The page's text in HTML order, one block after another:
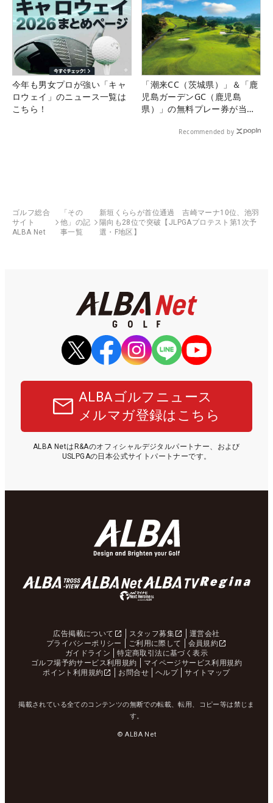
今年も男女プロが強い「キャ
ロウェイ」のニュース一覧は
こちら！
「潮来CC（茨城県）」＆「鹿
児島ガーデンGC（鹿児島
県）」の無料プレー券が当た
Recommended by
ゴルフ総合
サイト
ALBA Net
「その
他」の記
事一覧
新垣くららが首位通過 吉崎マーナ10位、池羽
陽向も28位で突破【JLPGAプロテスト第1次予
選・F地区】
ALBAゴルフニュース
メルマガ登録はこちら
ALBA NetはR&Aのオフィシャルデジタルパートナー、および
USLPGAの日本公式サイトパートナーです。
広告掲載について スタッフ募集
運営会社
プライバシーポリシー
ご利用に際して
会員規約
ガイドライン
特定商取引法に基づく表示
ゴルフ場予約サービス利用規約
マイページサービス利用規約
ポイント利用規約
お問合せ ヘルプ サイトマップ
掲載されている全てのコンテンツの無断での転載、転用、コピー等は禁じま
す。
© ALBA Net